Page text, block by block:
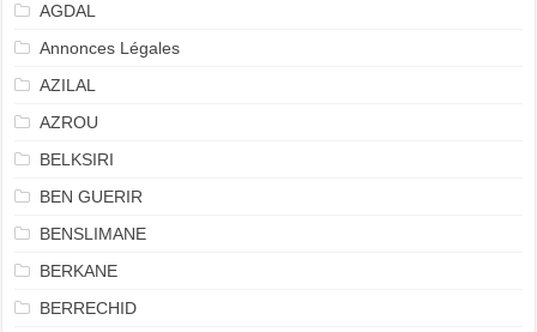
AGDAL
Annonces Légales
AZILAL
AZROU
BELKSIRI
BEN GUERIR
BENSLIMANE
BERKANE
BERRECHID